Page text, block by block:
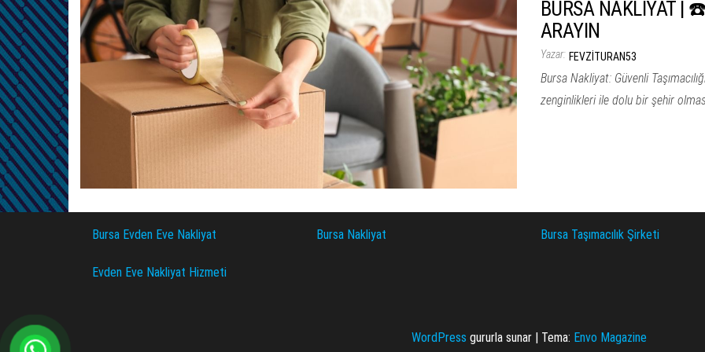
BURSA NAKLİYAT
ARAYIN
Yazar: FEVZITURAN53
Bursa Nakliyat: Güvenli
zenginlikleri ile dolu bir şehir
Bursa Evden Eve Nakliyat Bursa Nakliyat Bursa Taşımacılık Şirketi
Evden Eve Nakliyat Hizmeti
WordPress gururla sunar Tema: Envo Magazine